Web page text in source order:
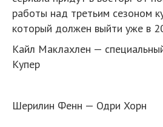
работы над третьим сезоном
который должен выйти уже в
Кайл Маклахлен —
Купер
Шерилин Фенн — Одри Хорн